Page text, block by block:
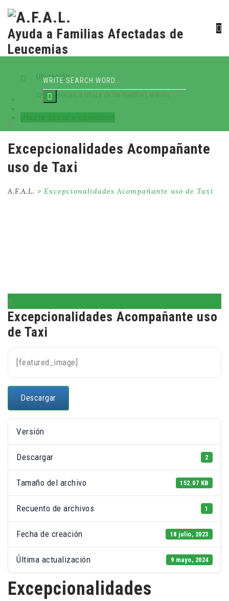
Ayuda a Familias Afectadas de
Leucemias
Ubicación:
C/ Villamesías, 3 (Plaza de los Pueblos), Mérida
Skip
content
Excepcionalidades Acompañante
uso de Taxi
A.F.A.L. > Excepcionalidades Acompañante uso de Taxi
Excepcionalidades Acompañante uso
de Taxi
[featured_image]
Descargar
Versión
Descargar 2
Tamaño del archivo 152.07 KB
Recuento de archivos 1
Fecha de creación 18 julio, 2023
Última actualización 9 mayo, 2024
Excepcionalidades